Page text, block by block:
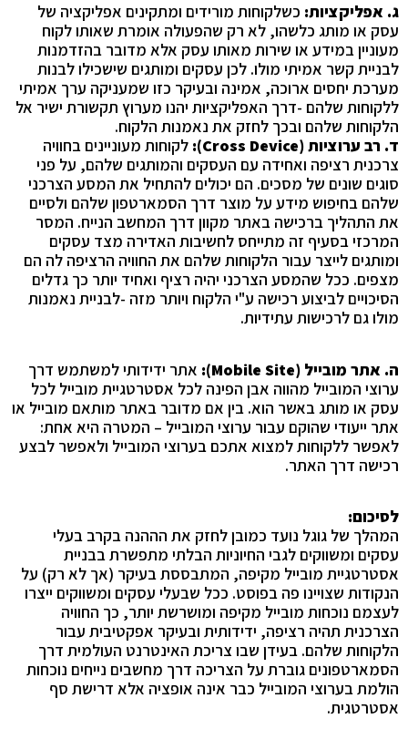
ג. אפליקציות: כשלקוחות מורידים ומתקינים אפליקציה של
עסק או מותג כלשהו, לא רק שהפעולה אומרת שאותו לקוח
מעוניין במידע או שירות מאותו עסק אלא מדובר בהזדמנות
לבניית קשר אמיתי מולו. לכן עסקים ומותגים שישכילו לבנות
מערכת יחסים ארוכה, אמינה ובעיקר כזו שמעניקה ערך אמיתי
ללקוחות שלהם -דרך האפליקציות יהנו מערוץ תקשורת ישיר אל
הלקוחות שלהם ובכך לחזק את נאמנות הלקוח.
ד. רב ערוציות (Cross Device
): לקוחות מעוניינים בחוויה
צרכנית רציפה ואחידה עם העסקים והמותגים שלהם, על פני
סוגים שונים של מסכים. הם יכולים להתחיל את המסע הצרכני
שלהם בחיפוש מידע על מוצר דרך הסמארטפון שלהם ולסיים
את התהליך ברכישה באתר מקוון דרך המחשב הנייח. המסר
המרכזי בסעיף זה מתייחס לחשיבות האדירה מצד עסקים
ומותגים לייצר עבור הלקוחות שלהם את החוויה הרציפה לה הם
מצפים. ככל שהמסע הצרכני יהיה רציף ואחיד יותר כך גדלים
הסיכויים לביצוע רכישה ע"י הלקוח ויותר מזה -לבניית נאמנות
מולו גם לרכישות עתידיות.
ה. אתר מובייל (Mobile Site
): אתר ידידותי למשתמש דרך
ערוצי המובייל מהווה אבן הפינה לכל אסטרטגיית מובייל לכל
עסק או מותג באשר הוא. בין אם מדובר באתר מותאם מובייל או
אתר ייעודי שהוקם עבור ערוצי המובייל – המטרה היא אחת:
לאפשר ללקוחות למצוא אתכם בערוצי המובייל ולאפשר לבצע
רכישה דרך האתר.
לסיכום:
המהלך של גוגל נועד כמובן לחזק את הההנה בקרב בעלי
עסקים ומשווקים לגבי החיוניות הבלתי מתפשרת בבניית
אסטרטגיית מובייל מקיפה, המתבססת בעיקר (אך לא רק) על
הנקודות שצויינו פה בפוסט. ככל שבעלי עסקים ומשווקים ייצרו
לעצמם נוכחות מובייל מקיפה ומושרשת יותר, כך החוויה
הצרכנית תהיה רציפה, ידידותית ובעיקר אפקטיבית עבור
הלקוחות שלהם. בעידן שבו צריכת האינטרנט העולמית דרך
הסמארטפונים גוברת על הצריכה דרך מחשבים נייחים נוכחות
הולמת בערוצי המובייל כבר אינה אופציה אלא דרישת סף
אסטרטגית.